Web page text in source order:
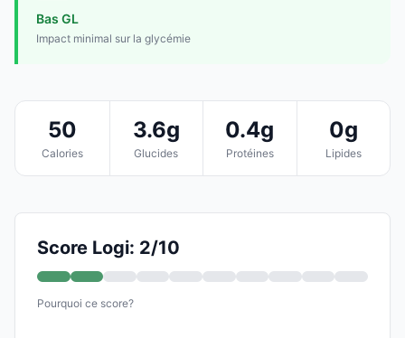
Bas GL
Impact minimal sur la glycémie
50
Calories
3.6g
Glucides
0.4g
Protéines
0g
Lipides
Score Logi: 2/10
Pourquoi ce score?